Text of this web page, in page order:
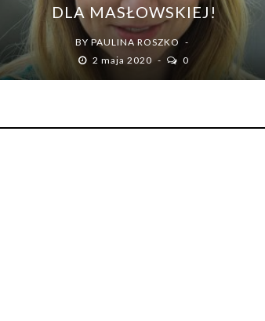
DLA MASŁOWSKIEJ!
BYPAULINA ROSZKO
2 maja 2020
0